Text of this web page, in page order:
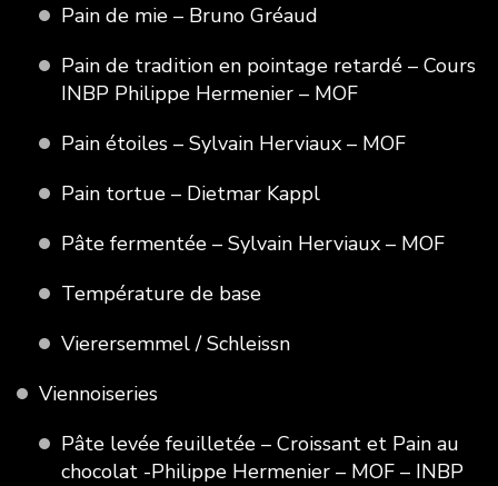
Pain de mie – Bruno Gréaud
Pain de tradition en pointage retardé – Cours
INBP Philippe Hermenier – MOF
Pain étoiles – Sylvain Herviaux – MOF
Pain tortue – Dietmar Kappl
Pâte fermentée – Sylvain Herviaux – MOF
Température de base
Vierersemmel / Schleissn
Viennoiseries
Pâte levée feuilletée – Croissant et Pain au
chocolat -Philippe Hermenier – MOF – INBP